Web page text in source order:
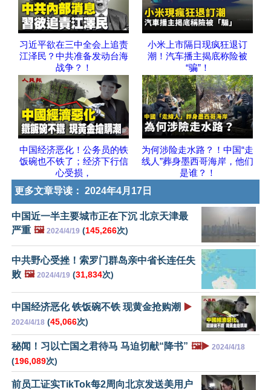
习近平欲在三中全会上追责
江泽民？中共准备发动台海
战争？！
小米上市隔日现疯狂退订
潮！汽车播主揭底称险被
“骗”！
中国经济恶化！公务员的铁
饭碗也不铁了；经济下行信
心受损，
为何涉险走水路？！中国“走
线人”葬身墨西哥海岸，他们
是谁？！
更多文章导读： 2024年4月17日
中国近一半主要城市正在下沉 北京天津最
严重 🖼️ 2024/4/19 (145,266次)
中共野心受挫！索罗门群岛亲中省长连任失
败 🖼️ 2024/4/19 (31,834次)
中国经济恶化 铁饭碗不铁 现黄金抢购潮 ▶️
2024/4/18 (45,066次)
秘闻！习以亡国之君待马 马迫切献“降书” 🖼️▶️ 2024/4/18
(196,089次)
前员工证实TikTok每2周向北京发送美用户